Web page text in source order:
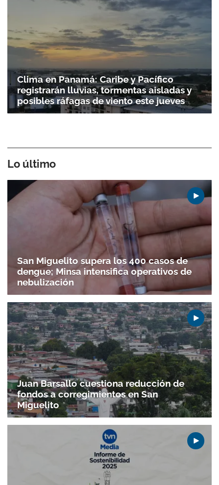
Clima en Panamá: Caribe y Pacífico
registrarán lluvias, tormentas aisladas y
posibles ráfagas de viento este jueves
Lo último
San Miguelito supera los 400 casos de
dengue; Minsa intensifica operativos de
nebulización
Juan Barsallo cuestiona reducción de
fondos a corregimientos en San
Miguelito